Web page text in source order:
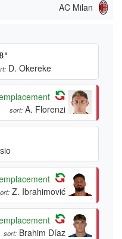
AC Milan
D. Okereke
sort: A. Florenzi
Z. Ibrahimović
sort: Brahim Díaz